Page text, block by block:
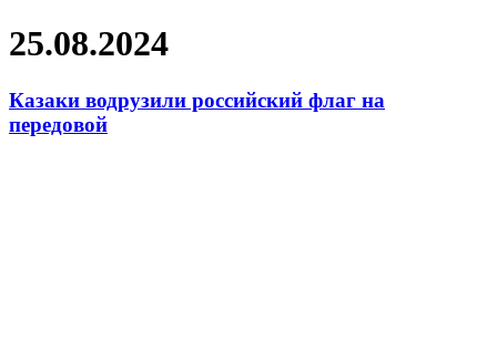
25.08.2024
Казаки водрузили российский флаг на
передовой